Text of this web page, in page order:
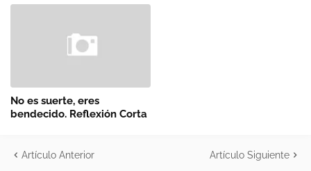
No es suerte, eres
bendecido. Reflexión Corta
Artículo Anterior Artículo Siguiente